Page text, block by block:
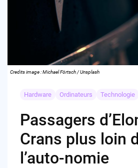
Credits image : Michael Förtsch / Unsplash
Hardware Ordinateurs Technologie
Passagers
Crans plus loin
l’auto-nomie